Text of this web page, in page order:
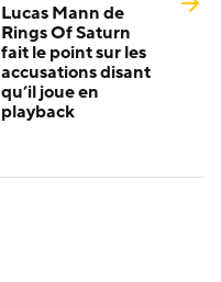
Lucas Mann de
Rings Of Saturn
fait le point sur les
accusations disant
qu’il joue en
playback